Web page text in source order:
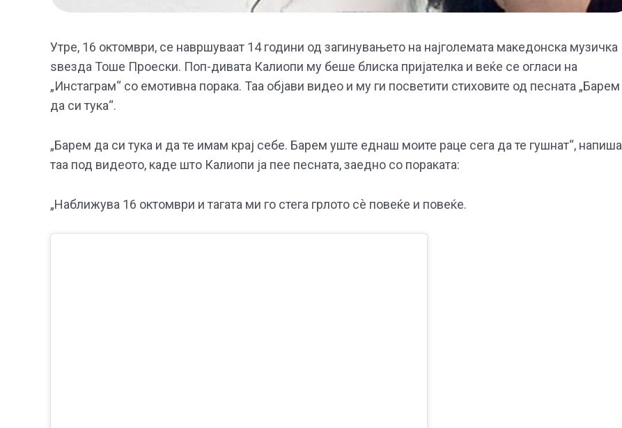
Утре, 16 октомври, се навршуваат 14 години од загинувањето на најголемата македонска музичка
ѕвезда Тоше Проески. Поп-дивата Калиопи му беше блиска пријателка и веќе се огласи на
„Инстаграм“ со емотивна порака. Таа објави видео и му ги посветити стиховите од песната „Барем
да си тука“.
„Барем да си тука и да те имам крај себе. Барем уште еднаш моите раце сега да те гушнат“, напиша
таа под видеото, каде што Калиопи ја пее песната, заедно со пораката:
„Наближува 16 октомври и тагата ми го стега грлото сѐ повеќе и повеќе.